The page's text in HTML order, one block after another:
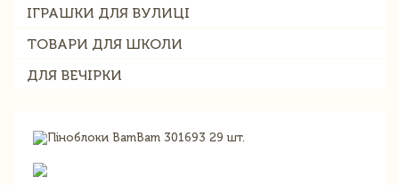
ІГРАШКИ ДЛЯ ВУЛИЦІ
ТОВАРИ ДЛЯ ШКОЛИ
ДЛЯ ВЕЧІРКИ